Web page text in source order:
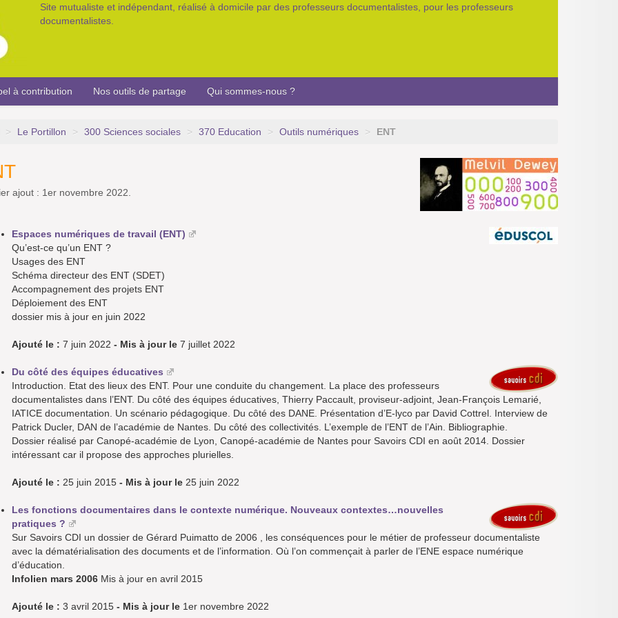
Site mutualiste et indépendant, réalisé à domicile par des professeurs documentalistes, pour les professeurs
documentalistes.
à contribution Nos outils de partage Qui sommes-nous ?
> Le Portillon > 300 Sciences sociales > 370 Education > Outils numériques > ENT
ajout : 1er novembre 2022.
Espaces numériques de travail (ENT)
Qu’est-ce qu’un ENT ?
Usages des ENT
Schéma directeur des ENT (SDET)
Accompagnement des projets ENT
Déploiement des ENT
dossier mis à jour en juin 2022
Ajouté le : 7 juin 2022 - Mis à jour le 7 juillet 2022
Du côté des équipes éducatives
Introduction. Etat des lieux des ENT. Pour une conduite du changement. La place des professeurs
documentalistes dans l’ENT. Du côté des équipes éducatives, Thierry Paccault, proviseur-adjoint, Jean-François Lemarié,
IATICE documentation. Un scénario pédagogique. Du côté des DANE. Présentation d’E-lyco par David Cottrel. Interview de
Patrick Ducler, DAN de l’académie de Nantes. Du côté des collectivités. L’exemple de l’ENT de l’Ain. Bibliographie.
Dossier réalisé par Canopé-académie de Lyon, Canopé-académie de Nantes pour Savoirs CDI en août 2014. Dossier
intéressant car il propose des approches plurielles.
Ajouté le : 25 juin 2015 - Mis à jour le 25 juin 2022
Les fonctions documentaires dans le contexte numérique. Nouveaux contextes…nouvelles
pratiques ?
Sur Savoirs CDI un dossier de Gérard Puimatto de 2006 , les conséquences pour le métier de professeur documentaliste
avec la dématérialisation des documents et de l’information. Où l’on commençait à parler de l’ENE espace numérique
d’éducation.
Infolien mars 2006 Mis à jour en avril 2015
Ajouté le : 3 avril 2015 - Mis à jour le 1er novembre 2022